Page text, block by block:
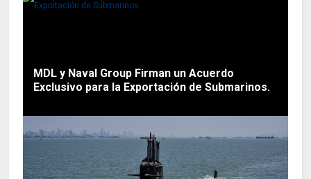
MDL y Naval Group Firman un Acuerdo
Exclusivo para la Exportación de Submarinos.